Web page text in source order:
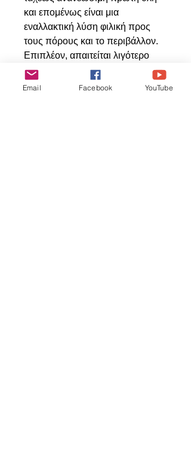
και επομένως είναι μια
εναλλακτική λύση φιλική προς
τους πόρους και το περιβάλλον.
Επιπλέον, απαιτείται λιγότερο
νερό στη διαδικασία παραγωγής
και μειώνονται οι εκπομπές CO2.
Email Facebook YouTube